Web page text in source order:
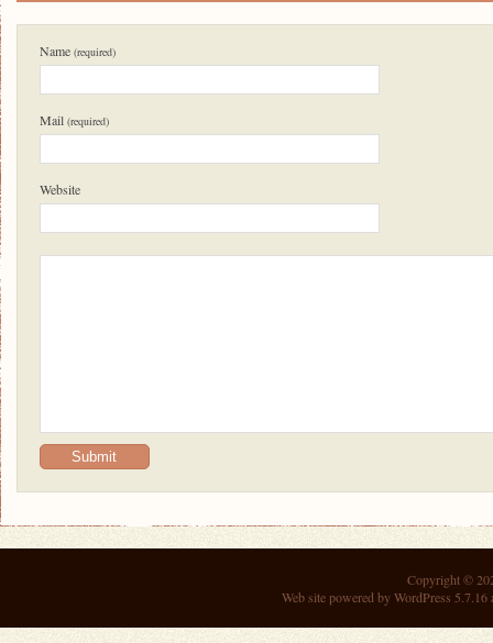
Name (required)
Mail (required)
Website
Copyright ©
Web site powered byWordPress 5.7.16